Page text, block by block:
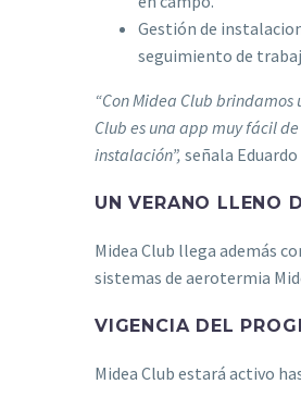
Gestión de
seguimiento de
“Con Midea Club
Club es una app muy fácil
instalación”, señala
UN VERANO LLENO
Midea Club llega además
sistemas de aerotermia
VIGENCIA DEL
Midea Club estará activo